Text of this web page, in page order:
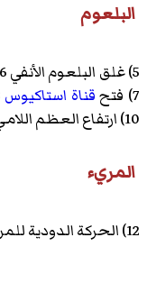
البلعوم
7) فتح
قناة استاكيوس
10) ارتفاع العظم اللامي 11) عبور البلعة من خلال البلعوم
المريء
12) الحركة الدودية للمريء 13) ارتخاء المريء